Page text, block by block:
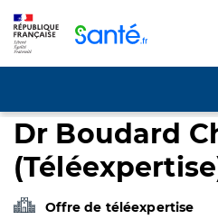
Dr Boudard
Offre de téléexpertise